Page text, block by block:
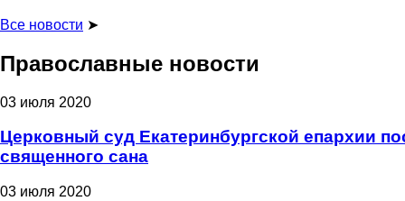
Все новости ➤
Православные новости
03 июля 2020
Церковный суд Екатеринбургской епархии
священного сана
03 июля 2020